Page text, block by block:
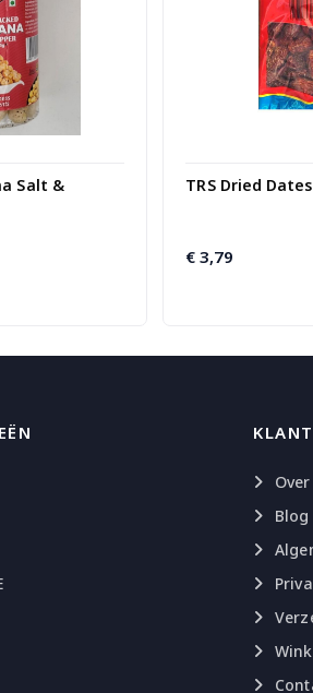
Salt &
TRS Dried
€ 3,79
Blog